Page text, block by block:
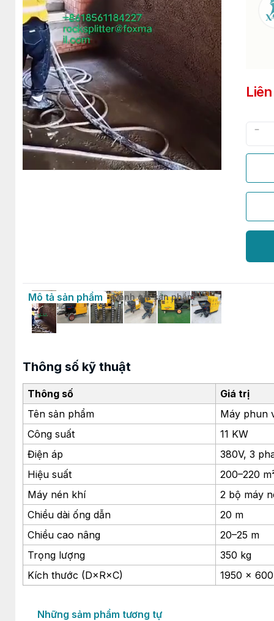
Mô tả sản phẩm Đánh giá sản phẩm
Thông số kỹ thuật
Thông số
Giá trị
Tên sản phẩm
Máy phun
Công suất
11 KW
Điện áp
380V, 3
Hiệu suất
200–220
Máy nén khí
2 bộ máy
Chiều dài ống dẫn
20 m
Chiều cao nâng
20–25 m
Trọng lượng
350 kg
Kích thước (D×R×C)
1950 ×
Những sảm phẩm tương tự